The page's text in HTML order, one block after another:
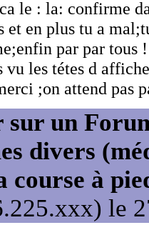
le : la: confirme
et en plus tu a
par par tous
les tétes d
;on attend pas
un
divers
course à
le